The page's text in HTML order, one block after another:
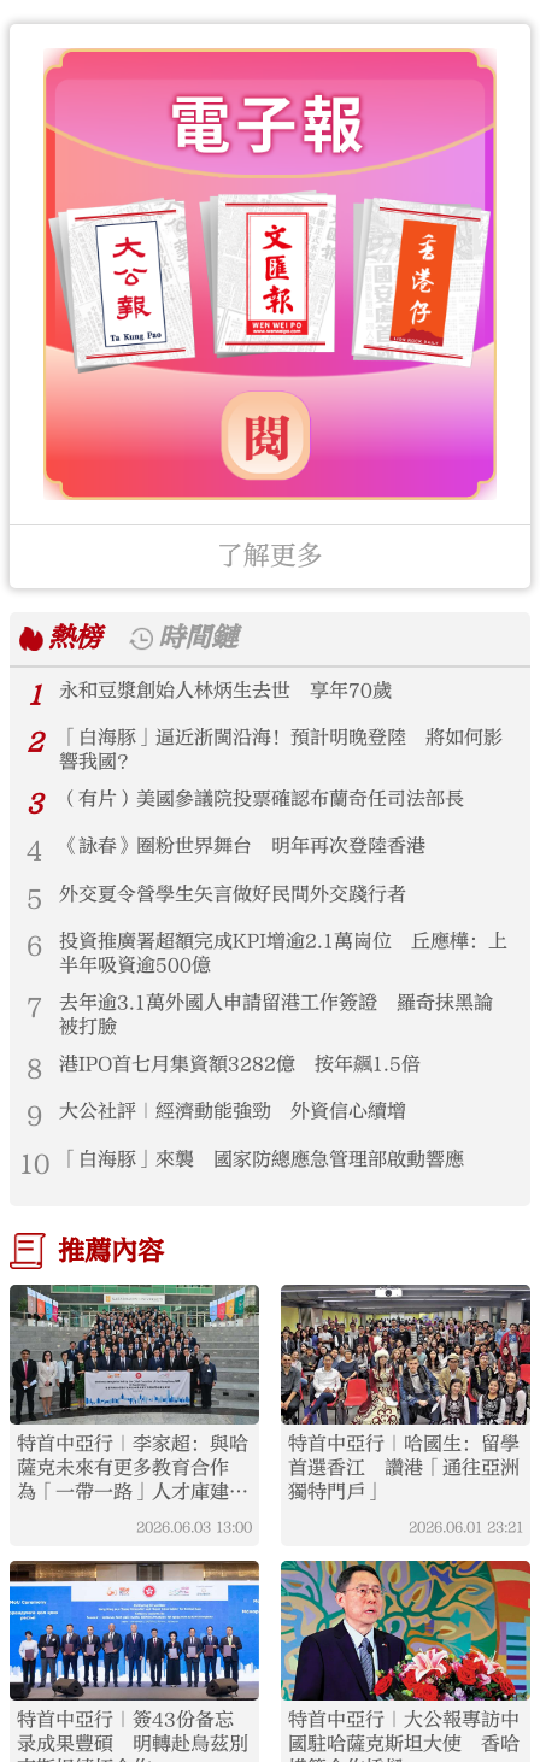
了解更多
熱榜
時間鏈
1
永和豆漿創始人林炳生去世 享年70歲
2
「白海豚」逼近浙閩沿海！預計明晚登陸 將如何影
響我國？
3 （有片）美國參議院投票確認布蘭奇任司法部長
4 《詠春》圈粉世界舞台 明年再次登陸香港
5 外交夏令營學生矢言做好民間外交踐行者
6
投資推廣署超額完成KPI增逾2.1萬崗位 丘應樺：上
半年吸資逾500億
7
去年逾3.1萬外國人申請留港工作簽證 羅奇抹黑論
被打臉
8 港IPO首七月集資額3282億 按年飆1.5倍
9 大公社評｜經濟動能強勁 外資信心續增
10 「白海豚」來襲 國家防總應急管理部啟動響應
推薦內容
特首中亞行｜李家超：與哈
薩克未來有更多教育合作
為「一帶一路」人才庫建設
2026.06.03 13:00
特首中亞行｜哈國生：留學
首選香江 讚港「通往亞洲
獨特門戶」
2026.06.01 23:21
特首中亞行｜簽43份备忘
录成果豐碩 明轉赴烏茲別
特首中亞行｜大公報專訪中
國駐哈薩克斯坦大使 香哈